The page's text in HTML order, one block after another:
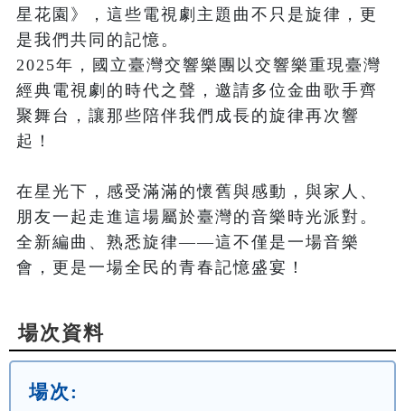
星花園》，這些電視劇主題曲不只是旋律，更
是我們共同的記憶。
2025年，國立臺灣交響樂團以交響樂重現臺灣
經典電視劇的時代之聲，邀請多位金曲歌手齊
聚舞台，讓那些陪伴我們成長的旋律再次響
起！
在星光下，感受滿滿的懷舊與感動，與家人、
朋友一起走進這場屬於臺灣的音樂時光派對。
全新編曲、熟悉旋律——這不僅是一場音樂
會，更是一場全民的青春記憶盛宴！
場次資料
場次: